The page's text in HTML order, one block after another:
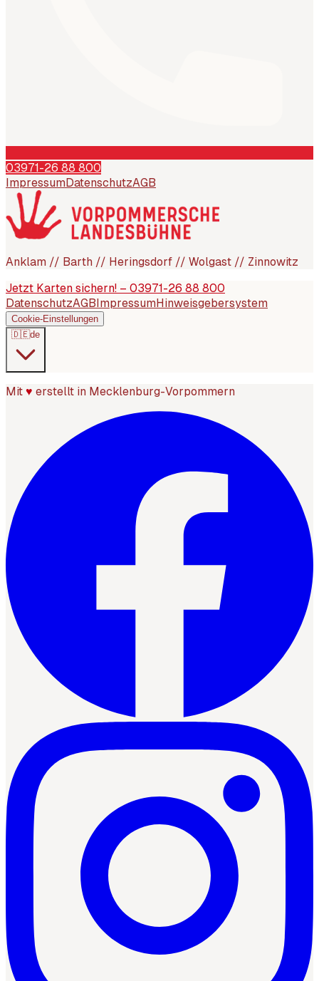
03971-26 88 800
Impressum DatenschutzAGB
Anklam // Barth // Heringsdorf // Wolgast // Zinnowitz
Jetzt Karten sichern! – 03971-26 88 800
DatenschutzAGB ImpressumHinweisgebersystem
Cookie-Einstellungen
🇩🇪de
Mit ♥ erstellt in Mecklenburg-Vorpommern